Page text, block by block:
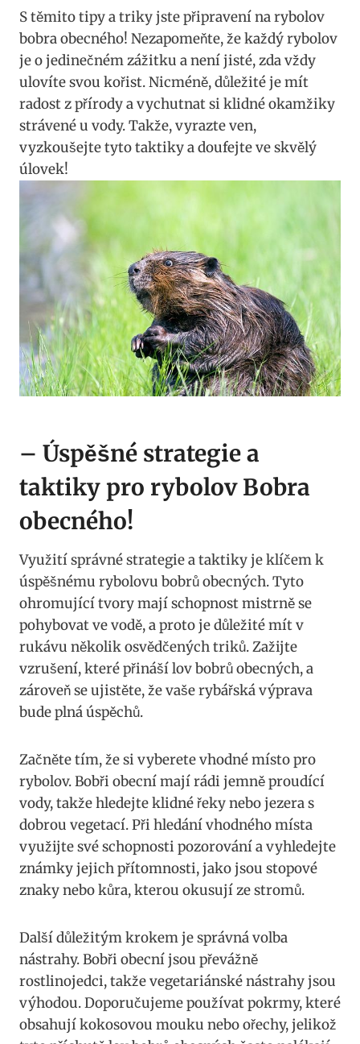
S těmito tipy a ⁤triky jste připravení na rybolov
bobra obecného! Nezapomeňte, ⁣že každý rybolov
je​ o jedinečném zážitku⁢ a není jisté, zda vždy
ulovíte svou kořist. Nicméně, důležité je mít
radost⁤ z ⁢přírody a ‍vychutnat si‌ klidné‌ okamžiky
strávené u vody. ⁤Takže, ‍vyrazte ven,
vyzkoušejte‍ tyto taktiky a‌ doufejte ve skvělý
úlovek!
– Úspěšné strategie a
taktiky pro rybolov Bobra
obecného!
Využití správné strategie a⁤ taktiky je klíčem ⁢k
úspěšnému rybolovu bobrů obecných. Tyto
ohromující tvory mají schopnost mistrně se
pohybovat ve vodě, a proto je důležité mít v
rukávu několik osvědčených triků. Zažijte ​
vzrušení, které přináší lov bobrů obecných,⁣ a
zároveň se ujistěte, že vaše rybářská​ výprava
bude plná‍ úspěchů.
Začněte‌ tím, že si vyberete vhodné místo pro
rybolov. Bobři obecní mají rádi ‌jemně proudící
vody, takže hledejte klidné řeky nebo jezera s
dobrou‍ vegetací.‍ Při⁣ hledání vhodného místa
využijte své schopnosti pozorování a vyhledejte
známky jejich přítomnosti, jako jsou stopové
znaky⁤ nebo⁢ kůra,​ kterou okusují ze stromů.
Další důležitým krokem je​ správná volba
nástrahy. Bobři obecní⁣ jsou převážně
rostlinojedci,‌ takže⁤ vegetariánské nástrahy jsou
výhodou. Doporučujeme používat pokrmy, ⁣které
obsahují kokosovou⁣ mouku ⁤nebo ořechy, jelikož